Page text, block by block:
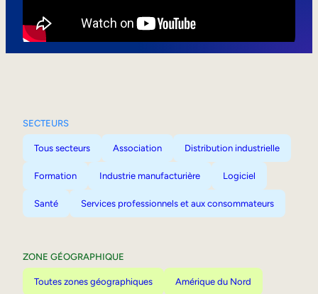
SECTEURS
Tous secteurs Association Distribution industrielle
Formation Industrie manufacturière Logiciel
Santé Services professionnels et aux consommateurs
ZONE GÉOGRAPHIQUE
Toutes zones géographiques Amérique du Nord